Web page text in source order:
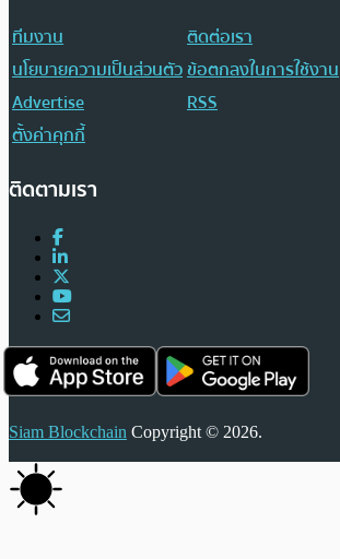
ทีมงาน
ติดต่อเรา
นโยบายความเป็นส่วนตัวข้อตกลงในการใช้งาน
Advertise
RSS
ตั้งค่าคุกกี้
ติดตามเรา
Siam Blockchain Copyright © 2026.